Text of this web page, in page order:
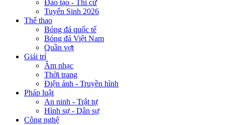
Đào tạo - Thi cử
Tuyển Sinh 2026
Thể thao
Bóng đá quốc tế
Bóng đá Việt Nam
Quần vợt
Giải trí
Âm nhạc
Thời trang
Điện ảnh - Truyền hình
Pháp luật
An ninh - Trật tự
Hình sự - Dân sự
Công nghệ